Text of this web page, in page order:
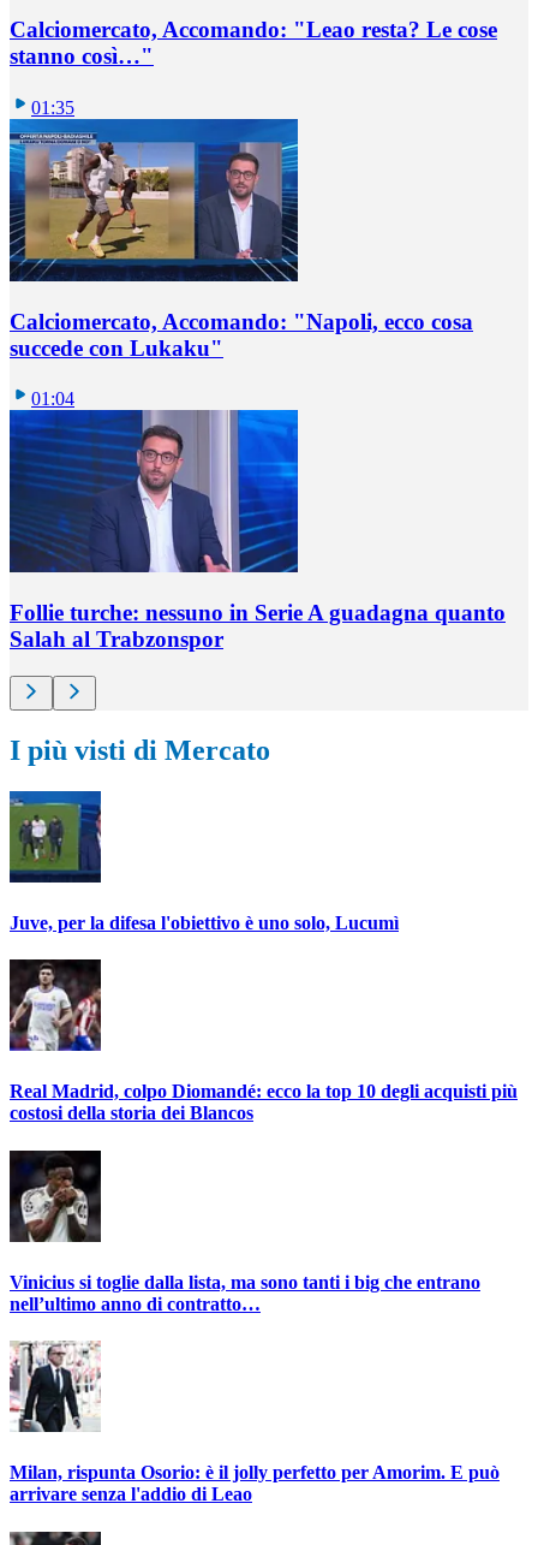
Calciomercato, Accomando: "Leao resta? Le cose
stanno così…"
01:35
Calciomercato, Accomando: "Napoli, ecco cosa
succede con Lukaku"
01:04
Follie turche: nessuno in Serie A guadagna quanto
Salah al Trabzonspor
I più visti di Mercato
Juve, per la difesa l'obiettivo è uno solo, Lucumì
Real Madrid, colpo Diomandé: ecco la top 10 degli acquisti più
costosi della storia dei Blancos
Vinicius si toglie dalla lista, ma sono tanti i big che entrano
nell’ultimo anno di contratto…
Milan, rispunta Osorio: è il jolly perfetto per Amorim. E può
arrivare senza l'addio di Leao